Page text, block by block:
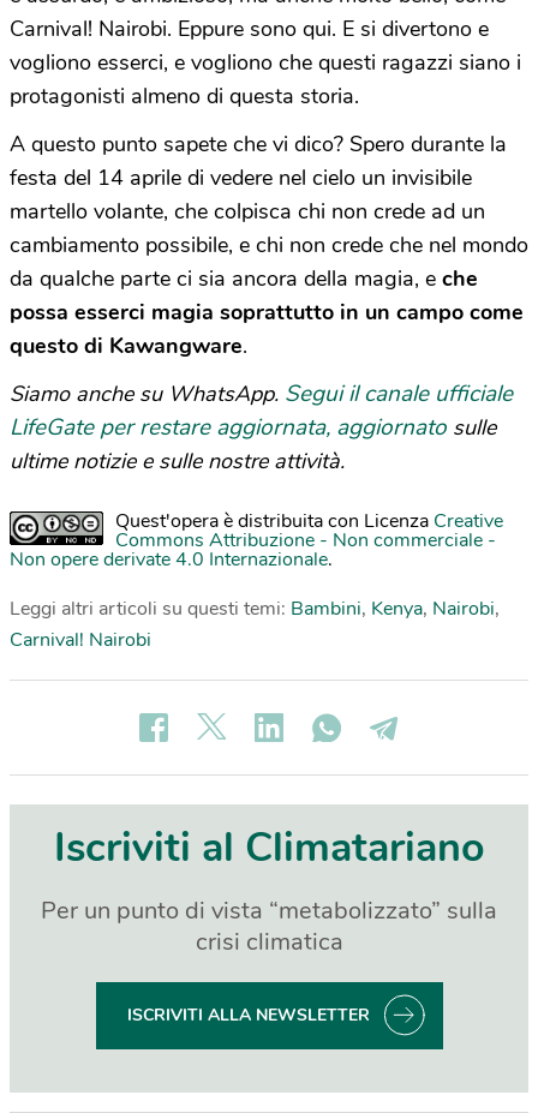
Carnival! Nairobi. Eppure sono qui. E si divertono e
vogliono esserci, e vogliono che questi ragazzi siano i
protagonisti almeno di questa storia.
A questo punto sapete che vi dico? Spero durante la
festa del 14 aprile di vedere nel cielo un invisibile
martello volante, che colpisca chi non crede ad un
cambiamento possibile, e chi non crede che nel mondo
da qualche parte ci sia ancora della magia, e che
possa esserci magia soprattutto in un campo come
questo di Kawangware.
Siamo anche su WhatsApp. Segui il canale ufficiale
LifeGate per restare aggiornata, aggiornato sulle
ultime notizie e sulle nostre attività.
Quest'opera è distribuita con Licenza Creative
Commons Attribuzione - Non commerciale -
Non opere derivate 4.0 Internazionale.
Leggi altri articoli su questi temi: Bambini, Kenya, Nairobi,
Carnival! Nairobi
Iscriviti al Climatariano
Per un punto di vista “metabolizzato” sulla
crisi climatica
ISCRIVITI ALLA NEWSLETTER